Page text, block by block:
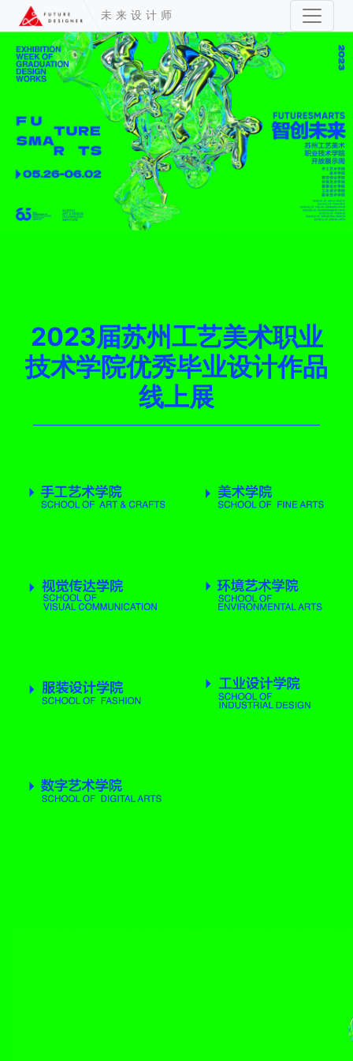
未来设计师
2023届苏州工艺美术职业
技术学院优秀毕业设计作品
线上展